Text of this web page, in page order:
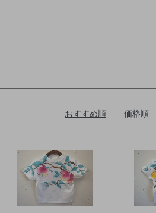
おすすめ順 価格順